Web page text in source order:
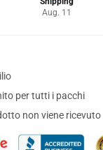
Aug. 11
per tutti i pacchi
non viene ricevuto